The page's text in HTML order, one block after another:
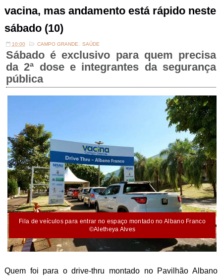
vacina, mas andamento está rápido neste
sábado (10)
10:00 CAMPO GRANDE SAÚDE
Sábado é exclusivo para quem precisa
da 2ª dose e integrantes da segurança
pública
Fila de veículos para entrar no espaço montado no Albano Franco
©Aletheya Alves
Quem foi para o drive-thru montado no Pavilhão Albano